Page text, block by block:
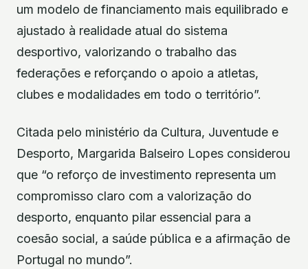
um modelo de financiamento mais equilibrado e
ajustado à realidade atual do sistema
desportivo, valorizando o trabalho das
federações e reforçando o apoio a atletas,
clubes e modalidades em todo o território”.
Citada pelo ministério da Cultura, Juventude e
Desporto, Margarida Balseiro Lopes considerou
que “o reforço de investimento representa um
compromisso claro com a valorização do
desporto, enquanto pilar essencial para a
coesão social, a saúde pública e a afirmação de
Portugal no mundo”.